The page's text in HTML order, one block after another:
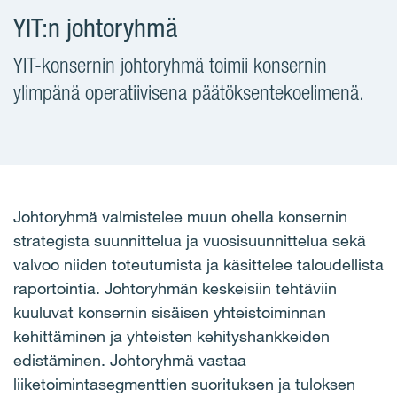
YIT:n johtoryhmä
YIT-konsernin johtoryhmä toimii konsernin
ylimpänä operatiivisena päätöksentekoelimenä.
Johtoryhmä valmistelee muun ohella konsernin
strategista suunnittelua ja vuosisuunnittelua sekä
valvoo niiden toteutumista ja käsittelee taloudellista
raportointia. Johtoryhmän keskeisiin tehtäviin
kuuluvat konsernin sisäisen yhteistoiminnan
kehittäminen ja yhteisten kehityshankkeiden
edistäminen. Johtoryhmä vastaa
liiketoimintasegmenttien suorituksen ja tuloksen